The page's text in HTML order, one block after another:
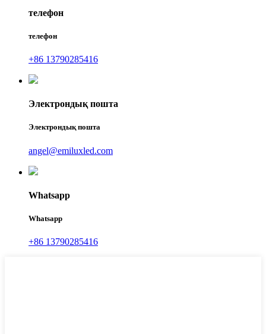
телефон
телефон
+86 13790285416
Электрондық пошта
Электрондық пошта
angel@emiluxled.com
Whatsapp
Whatsapp
+86 13790285416